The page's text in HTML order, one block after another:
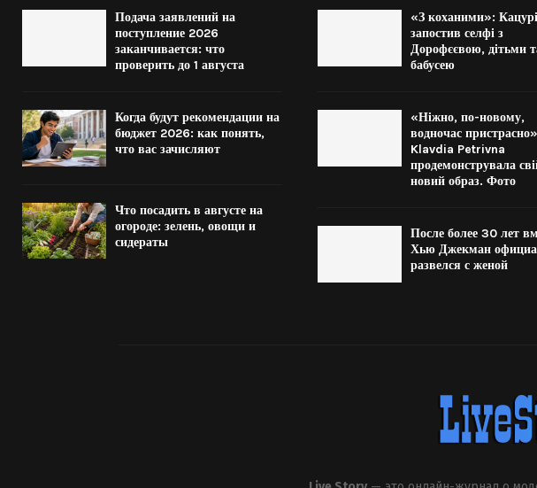
Подача заявлений на
поступление 2026
заканчивается: что
проверить до 1 августа
Когда будут рекомендации на
бюджет 2026: как понять,
что вас зачисляют
Что посадить в августе на
огороде: зелень, овощи и
сидераты
«З коханими»:
запостив селфі з
Дорофєєвою, дітьми
бабусею
«Ніжно, по-новому,
водночас
Klavdia Petrivna
продемонструвала
новий образ. Фото
После более 30 лет
Хью Джекман
развелся с женой